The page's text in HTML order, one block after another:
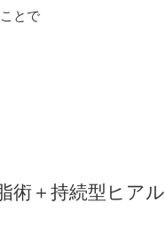
で
術＋持続型ヒア